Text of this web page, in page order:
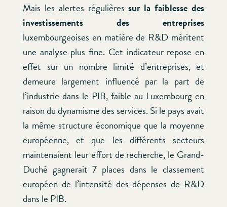
Mais les alertes régulièressur la faiblesse des
investissements des entreprises
luxembourgeoises en matière de R&D méritent
une analyse plus fine. Cet indicateur repose en
effet sur un nombre limité d’entreprises, et
demeure largement influencé par la part de
l’industrie dans le PIB, faible au Luxembourg en
raison du dynamisme des services. Si le pays avait
la même structure économique que la moyenne
européenne, et que les différents secteurs
maintenaient leur effort de recherche, le Grand-
Duché gagnerait 7 places dans le classement
européen de l’intensité des dépenses de R&D
dans le PIB.